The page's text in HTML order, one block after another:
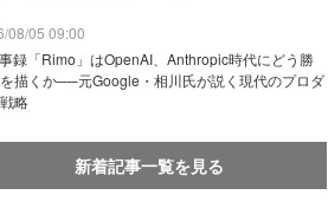
08/05 09:00
録「Rimo」はOpenAI、Anthropic時代にどう勝
描くか──元Google・相川氏が説く現代のプロダ
略
新着記事一覧を見る